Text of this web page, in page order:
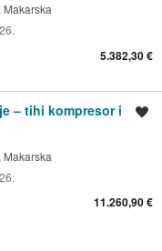
Makarska
5.382,30 €
– tihi kompresor i
Makarska
11.260,90 €